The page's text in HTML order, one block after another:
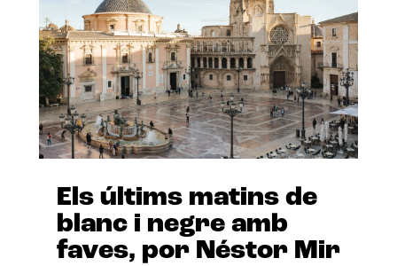
Els últims matins de
blanc i negre amb
faves, por Néstor Mir